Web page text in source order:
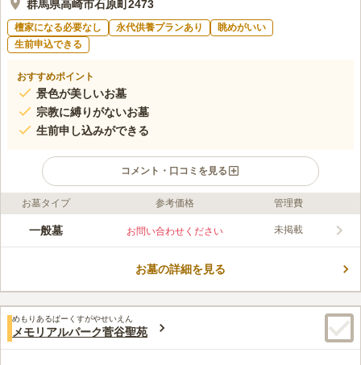
群馬県高崎市石原町2473
檀家になる必要なし 永代供養プランあり
眺めがいい
生前申込できる
おすすめポイント
景色が美しいお墓
宗教に縛りがないお墓
生前申し込みができる
コメント・口コミを見る
ライフドット編集部のコメント
高崎市街を一望できる立地で、夜景で有名なスポットで景色が美
ことができます。宗教不問なので、自分の宗教を気にすることな
す。
口コミ評価
みんなの評価
3.0
花屋は、毎回決まった所で買います。自宅から近くにあり、霊園
お墓タイプ 参考価格 管理費
一般墓 お問い合わせください 未掲載
お墓の詳細を見る
めもりあるぱーくすがやせいえん
メモリアルパーク菅谷聖苑